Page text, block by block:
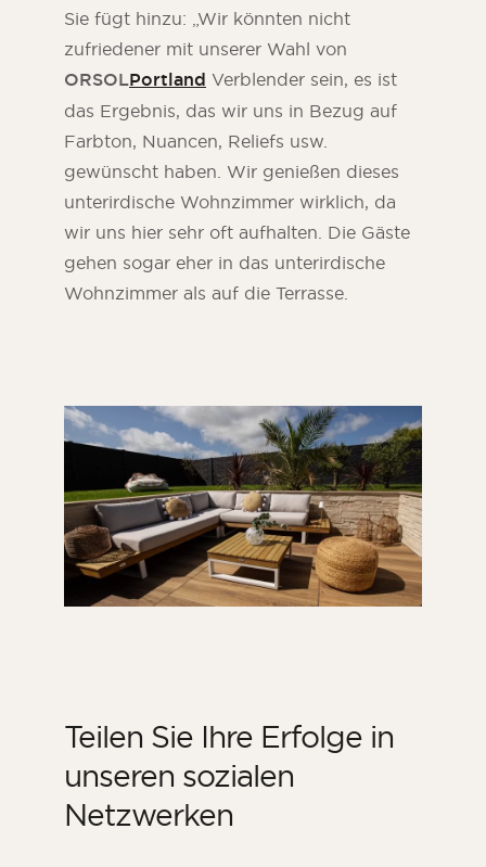
Sie fügt hinzu: „Wir könnten nicht
zufriedener mit unserer Wahl von
ORSOLPortland Verblender sein, es ist
das Ergebnis, das wir uns in Bezug auf
Farbton, Nuancen, Reliefs usw.
gewünscht haben. Wir genießen dieses
unterirdische Wohnzimmer wirklich, da
wir uns hier sehr oft aufhalten. Die Gäste
gehen sogar eher in das unterirdische
Wohnzimmer als auf die Terrasse.
Teilen Sie Ihre Erfolge in
unseren sozialen
Netzwerken